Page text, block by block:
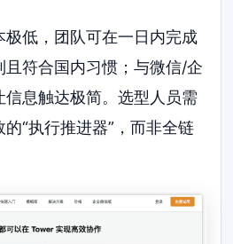
极低，团队可在一日内完成
且符合国内习惯；与微信/企
信息触达极简。选型人员需
“执行推进器”，而非全链